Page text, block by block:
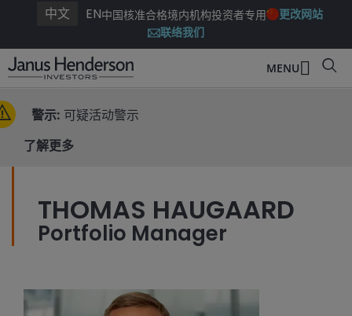
中文 EN中国核准合格境内机构投资者专用
更改网站
联络我们
MENU
警示: 可疑活动警示
了解更多
THOMAS HAUGAARD
Portfolio Manager